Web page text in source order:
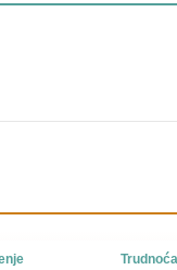
Trudnoća